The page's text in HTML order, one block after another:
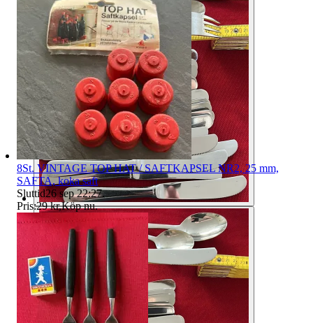
8St. VINTAGE TOP HAT / SAFTKAPSEL NR2, 25 mm,
SAFTA, koka saft
Sluttid26 sep 22:27.
Pris:29 kr,Köp nu.